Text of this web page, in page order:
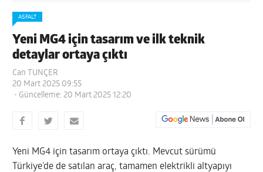
ASFALT
Yeni MG4 için tasarım ve ilk teknik
detaylar ortaya çıktı
Can TUNÇER
20 Mart 2025 09:55
- Güncelleme: 20 Mart 2025 12:20
Yeni MG4 için tasarım ortaya çıktı. Mevcut sürümü
Türkiye’de de satılan araç, tamamen elektrikli altyapıyı